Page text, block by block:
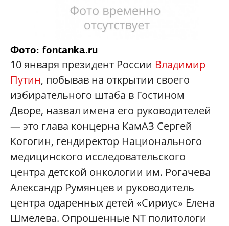
Фото: fontanka.ru
10 января президент России Владимир
Путин, побывав на открытии своего
избирательного штаба в Гостином
Дворе, назвал имена его руководителей
— это глава концерна КамАЗ Сергей
Когогин, гендиректор Национального
медицинского исследовательского
центра детской онкологии им. Рогачева
Александр Румянцев и руководитель
центра одаренных детей «Сириус» Елена
Шмелева. Опрошенные NT политологи